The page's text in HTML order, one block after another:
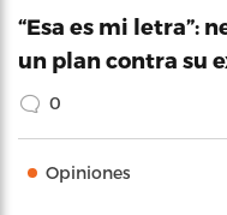
“Esa es mi letra”:
un plan contra su
0
Opiniones